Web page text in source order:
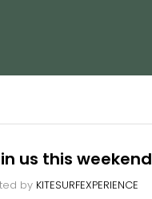
us this weekend
by KITESURFEXPERIENCE